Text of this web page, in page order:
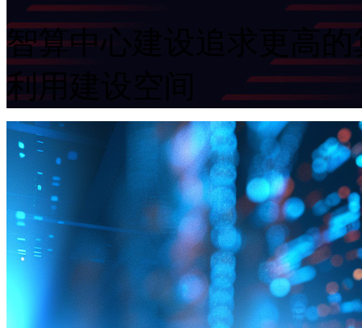
智算中心建设追求更高的
利用建设空间